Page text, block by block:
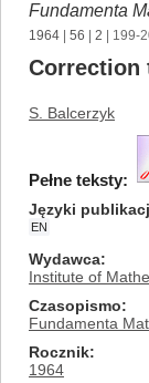
Fundamenta
1964 56 2 | 199-
Correction
S. Balcerzyk
Pełne teksty:
Języki
EN
Wydawca
Institute of
Czasopismo
Fundamenta
Rocznik
1964